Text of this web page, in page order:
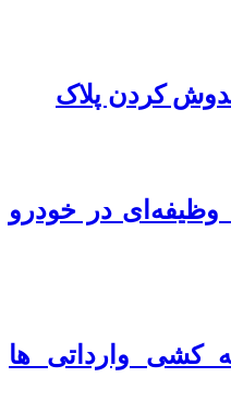
کردن پلاک
در خودرو
کشی وارداتی ها